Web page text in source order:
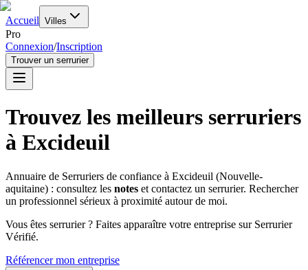
Accueil Villes
Pro
Connexion/Inscription
Trouver un serrurier
Trouvez les meilleurs serruriers
à Excideuil
Annuaire de Serruriers de confiance à Excideuil (Nouvelle-
aquitaine) : consultez les notes et contactez un serrurier. Rechercher
un professionnel sérieux à proximité autour de moi.
Vous êtes serrurier ? Faites apparaître votre entreprise sur Serrurier
Vérifié.
Référencer mon entreprise